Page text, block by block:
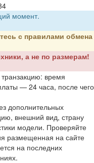
момент.
с правилами обмена
, а не по размерам!
время
— 24 часа, после чего
дополнительных
внешний вид, страну
модели. Проверяйте
размещенная на сайте
на последних